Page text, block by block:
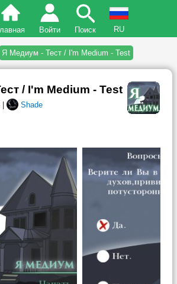
Войти Поиск RU
Я Медиум - Тест / I'm Medium - Test
/ I'm Medium - Test
| Shade